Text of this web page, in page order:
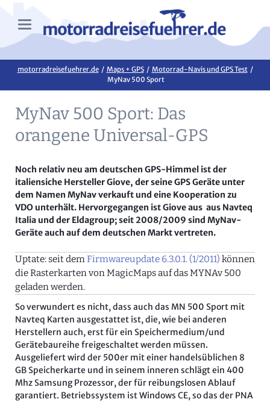
motorradreisefuehrer.de Maps + GPS
Motorrad-Navis und GPS Test
MyNav 500 Sport
MyNav 500 Sport: Das
orangene Universal-GPS
Noch relativ neu am deutschen GPS-Himmel ist der
italiensiche Hersteller Giove, der seine GPS Geräte unter
dem Namen MyNav verkauft und eine Kooperation zu
VDO unterhält. Hervorgegangen ist Giove aus aus Navteq
Italia und der Eldagroup; seit 2008/2009 sind MyNav-
Geräte auch auf dem deutschen Markt vertreten.
Uptate: seit demFirmwareupdate 6.3.0.1. (1/2011) können
die Rasterkarten von MagicMaps auf das MYNAv 500
geladen werden.
So verwundert es nicht, dass auch das MN 500 Sport mit
Navteq Karten ausgestattet ist, die, wie bei anderen
Herstellern auch, erst für ein Speichermedium/und
Gerätebaureihe freigeschaltet werden müssen.
Ausgeliefert wird der 500er mit einer handelsüblichen 8
GB Speicherkarte und in seinem inneren schlägt ein 400
Mhz Samsung Prozessor, der für reibungslosen Ablauf
garantiert. Betriebssystem ist Windows CE, so das der PNA